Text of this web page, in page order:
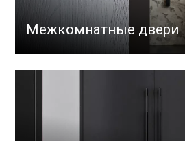
Межкомнатные двери